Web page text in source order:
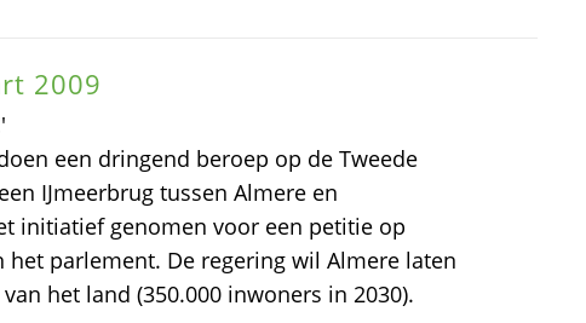
2009
een dringend beroep op de Tweede
IJmeerbrug tussen Almere en
initiatief genomen voor een petitie op
het parlement. De regering wil Almere laten
het land (350.000 inwoners in 2030).